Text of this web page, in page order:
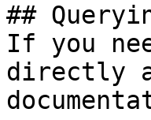
##
If you
directly